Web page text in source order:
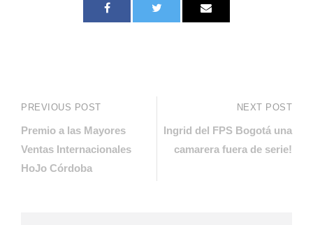
PREVIOUS POST
Premio a las Mayores
Ventas Internacionales
HoJo Córdoba
NEXT POST
Ingrid del FPS Bogotá una
camarera fuera de serie!